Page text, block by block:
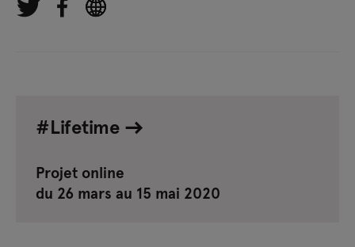
#Lifetime
Projet online
du 26 mars au 15 mai 2020